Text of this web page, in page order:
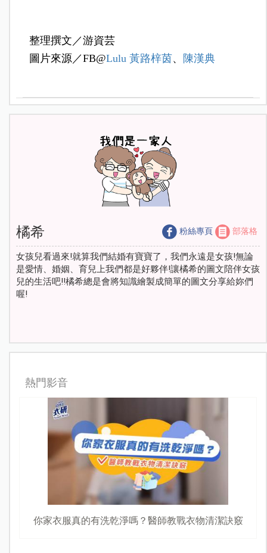
整理撰文／游資芸
圖片來源／FB@Lulu 黃路梓茵、 陳漢典
橘希 粉絲專頁 部落格
女孩兒看過來!就算我們結婚有寶寶了，我們永遠是女孩!無論
是愛情、婚姻、育兒上我們都是好夥伴!讓橘希的圖文陪伴女孩
兒的生活吧!!橘希總是會將知識繪製成簡單的圖文分享給妳們
喔!
熱門影音
你家衣服真的有洗乾淨嗎？醫師教戰衣物清潔訣竅